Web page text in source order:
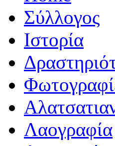
Σύλλογος
Iστορία
Λαογραφία